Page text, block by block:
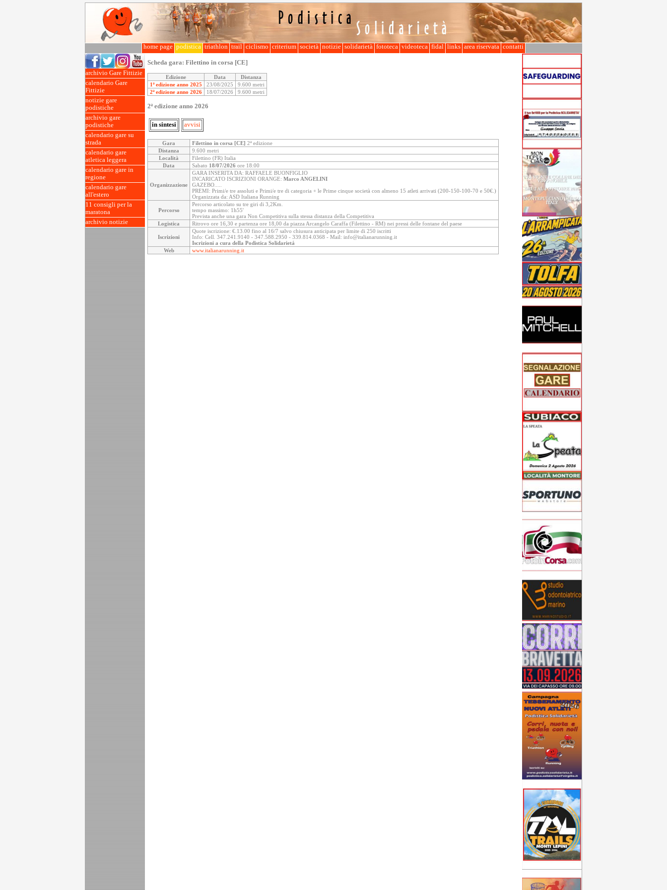
home page podistica triathlon trail ciclismo criterium società notizie solidarietà fototeca videoteca fidal links area riservata contatti
archivio Gare Fittizie
calendario Gare
Fittizie
notizie gare
podistiche
archivio gare
podistiche
calendario gare su
strada
calendario gare
atletica leggera
calendario gare in
regione
calendario gare
all'estero
11 consigli per la
maratona
archivio notizie
Scheda gara: Filettino in corsa [CE]
Edizione Data
Distanza
1ª edizione anno 2025
23/08/2025
9.600 metri
2ª edizione anno 2026
18/07/2026 9.600 metri
2ª edizione anno 2026
in sintesi avvisi
Gara Filettino in corsa [CE] 2ª edizione
Distanza
9.600 metri
Località
Filettino (FR) Italia
Data
Sabato 18/07/2026 ore 18:00
Organizzazione
GARA INSERITA DA: RAFFAELE BUONFIGLIO
INCARICATO ISCRIZIONI ORANGE: Marco ANGELINI
GAZEBO.....
PREMI: Primi/e tre assoluti e Primi/e tre di categoria + le Prime cinque società con almeno 15 atleti arrivati (200-150-100-70 e 50€.)
Organizzata da: ASD Italiana Running
Percorso
Percorso articolato su tre giri di 3,2Km.
tempo massimo: 1h55'
Prevista anche una gara Non Competitiva sulla stessa distanza della Competitiva
Logistica
Ritrovo ore 16,30 e partenza ore 18,00 da piazza Arcangelo Caraffa (Filettino - RM) nei pressi delle fontane del paese
Iscrizioni
Quote iscrizione: €.13.00 fino al 16/7 salvo chiusura anticipata per limite di 250 iscritti
Info: Cell. 347.241.9140 - 347.588.2950 - 339.814.0368 - Mail: info@italianarunning.it
Iscrizioni a cura della Podistica Solidarietá
Web
www.italianarunning.it